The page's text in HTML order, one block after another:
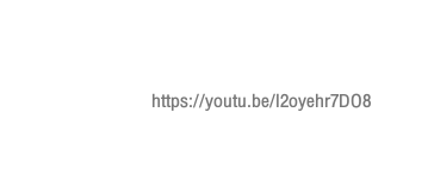
https://youtu.be/l2oyehr7DO8